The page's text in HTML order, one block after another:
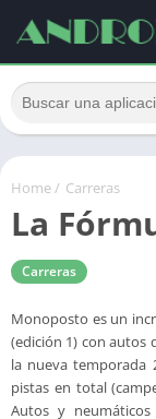
Home/ Carreras
La
Carreras
Monoposto es un
(edición 1) con autos
la nueva temporada
pistas en total
Autos y